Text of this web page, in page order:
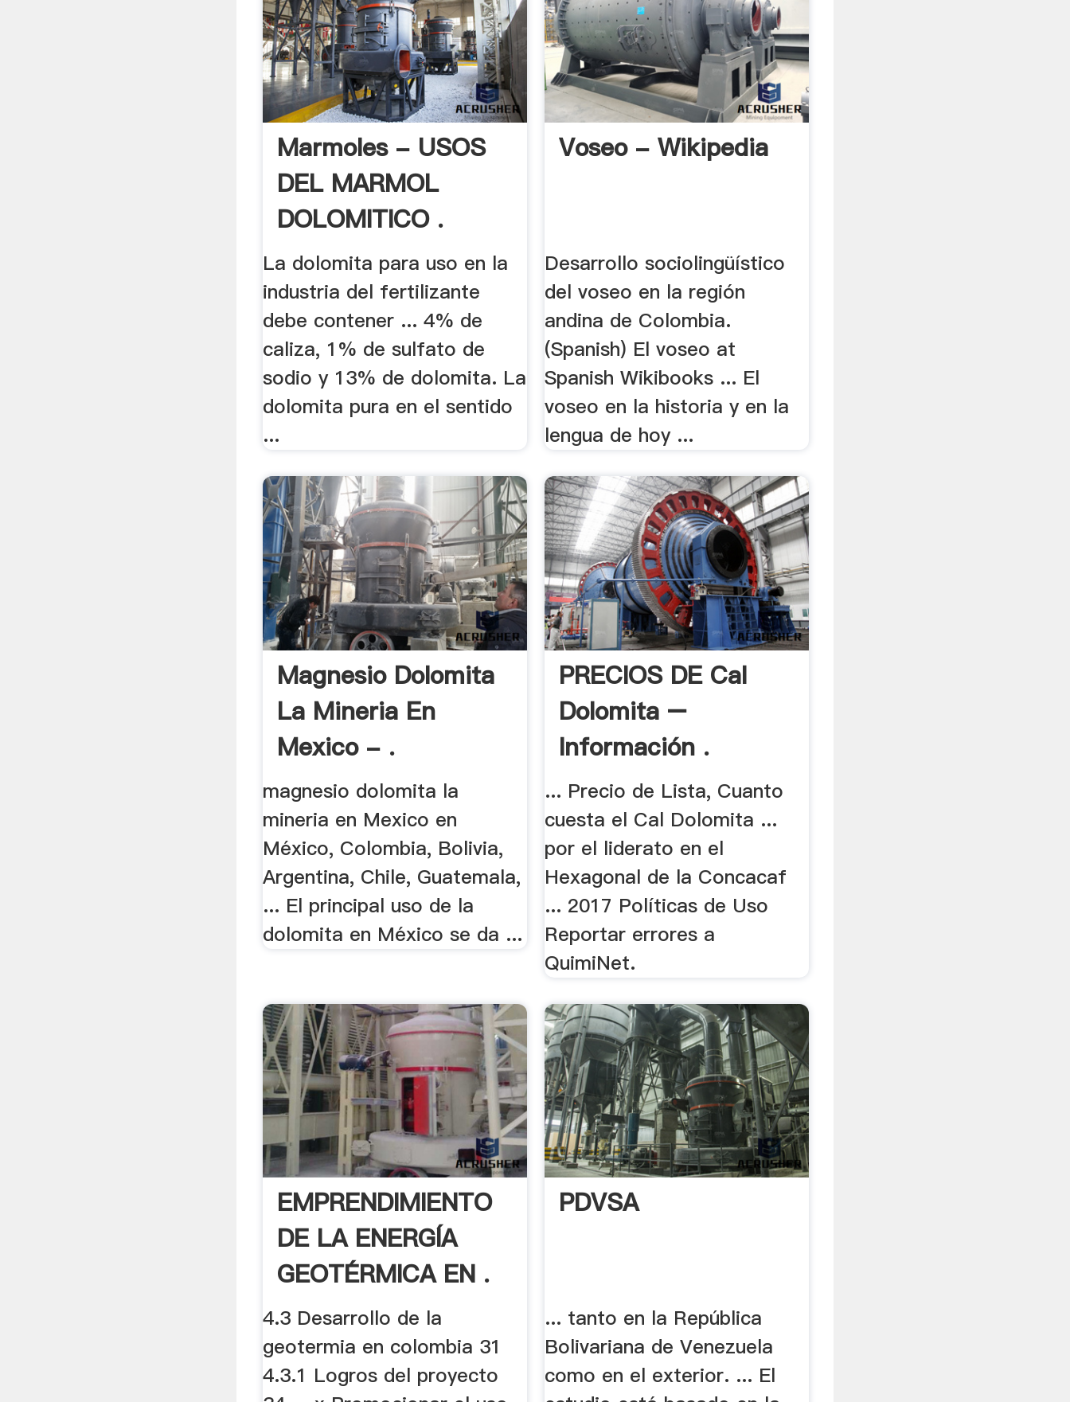
Marmoles - USOS
DEL MARMOL
DOLOMITICO .
La dolomita para uso en la
industria del fertilizante
debe contener ... 4% de
caliza, 1% de sulfato de
sodio y 13% de dolomita. La
dolomita pura en el sentido
...
Voseo - Wikipedia
Desarrollo sociolingüístico
del voseo en la región
andina de Colombia.
(Spanish) El voseo at
Spanish Wikibooks ... El
voseo en la historia y en la
lengua de hoy ...
Magnesio Dolomita
La Mineria En
Mexico - .
magnesio dolomita la
mineria en Mexico en
México, Colombia, Bolivia,
Argentina, Chile, Guatemala,
... El principal uso de la
dolomita en México se da ...
PRECIOS DE Cal
Dolomita –
Información .
... Precio de Lista, Cuanto
cuesta el Cal Dolomita ...
por el liderato en el
Hexagonal de la Concacaf
... 2017 Políticas de Uso
Reportar errores a
QuimiNet.
EMPRENDIMIENTO
DE LA ENERGÍA
GEOTÉRMICA EN .
4.3 Desarrollo de la
geotermia en colombia 31
4.3.1 Logros del proyecto
PDVSA
... tanto en la República
Bolivariana de Venezuela
como en el exterior. ... El